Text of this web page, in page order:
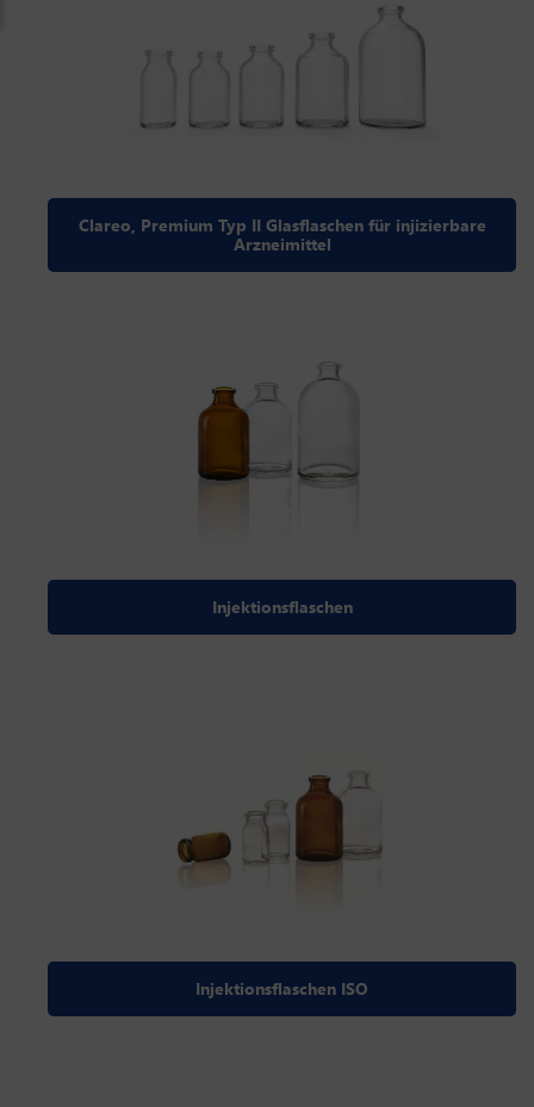
Clareo, Premium Typ II Glasflaschen für injizierbare
Arzneimittel
Injektionsflaschen
Injektionsflaschen ISO